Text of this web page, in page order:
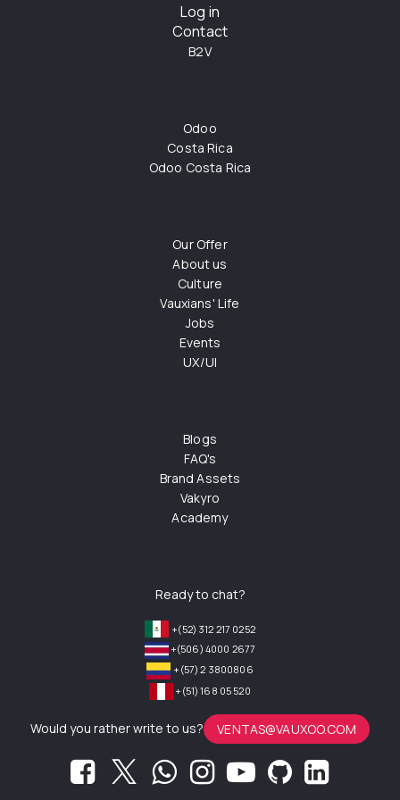
Log in
Contact
B2V
Odoo
Costa Rica
Odoo Costa Rica
Our Offer
About us
Culture
Vauxians' Life
Jobs
Events
UX/UI
Blogs
FAQ's
Brand Assets
Vakyro
Academy
Ready to chat?
+(52) 312 217 0252
+(506) 4000 2677
+(57) 2 3800806
+(51) 168 05 520
Would you rather write to us? VENTAS@VAUXOO.COM